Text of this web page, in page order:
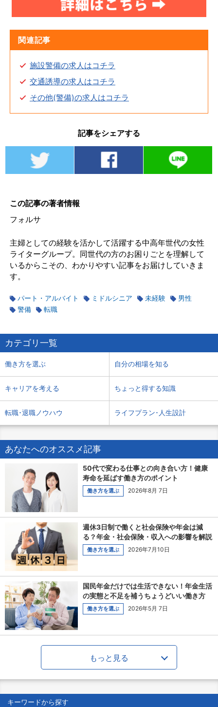
関連記事
施設警備の求人はコチラ
交通誘導の求人はコチラ
その他(警備)の求人はコチラ
記事をシェアする
この記事の著者情報
フォルサ
主婦としての経験を活かして活躍する中高年世代の女性
ライターグループ。同世代の方のお困りごとを理解して
いるからこその、わかりやすい記事をお届けしていきま
す。
パート・アルバイト ミドルシニア 未経験
男性
警備
転職
カテゴリ一覧
働き方を選ぶ 自分の相場を知る
キャリアを考える ちょっと得する知識
転職･退職ノウハウ ライフプラン･人生設計
あなたへのオススメ記事
50代で変わる仕事との向き合い方！健康
寿命を延ばす働き方のポイント
働き方を選ぶ 2026年8月 7日
週休3日制で働くと社会保険や年金は減
る？年金・社会保険・収入への影響を解説
働き方を選ぶ 2026年7月10日
国民年金だけでは生活できない！年金生活
の実態と不足を補うちょうどいい働き方
働き方を選ぶ 2026年5月 7日
もっと見る
キーワードから探す